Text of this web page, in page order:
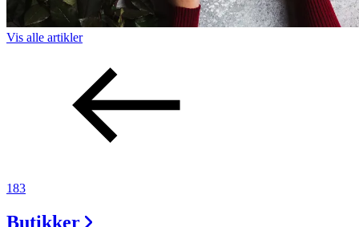
Vis alle artikler
183
Butikker